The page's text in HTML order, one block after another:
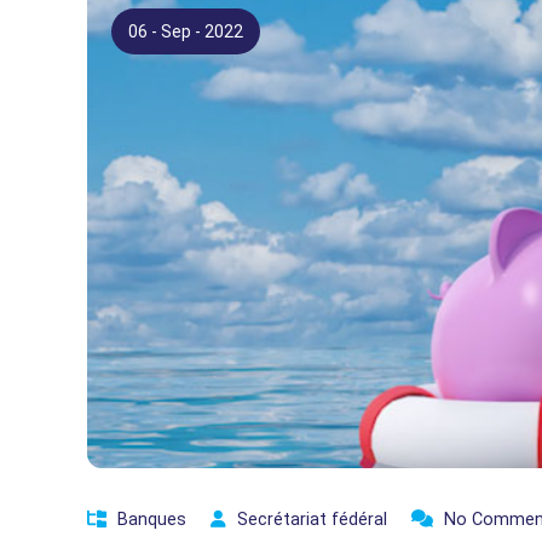
06 - Sep - 2022
Banques Secrétariat fédéral No